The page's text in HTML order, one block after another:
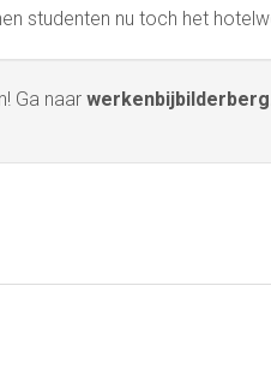
studenten nu toch het
Ga naar